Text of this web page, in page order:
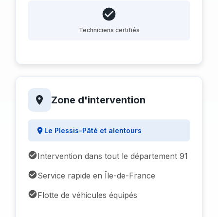
Techniciens certifiés
Zone d'intervention
Le Plessis-Pâté et alentours
Intervention dans tout le département 91
Service rapide en Île-de-France
Flotte de véhicules équipés